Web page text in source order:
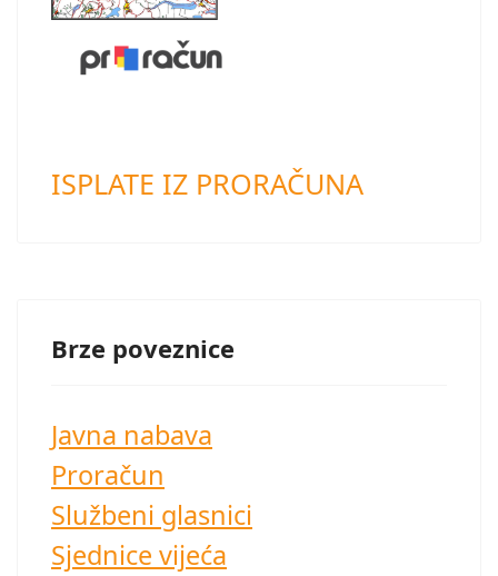
ISPLATE IZ PRORAČUNA
Brze poveznice
Javna nabava
Proračun
Službeni glasnici
Sjednice vijeća